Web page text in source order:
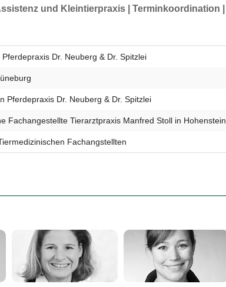
und Kleintierpraxis | Terminkoordination |
Pferdepraxis Dr. Neuberg & Dr. Spitzlei
Pferdepraxis Dr. Neuberg & Dr. Spitzlei
Fachangestellte Tierarztpraxis Manfred Stoll in Hohenstein
Fachangstellten